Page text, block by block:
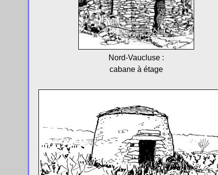
Nord-Vaucluse :
cabane à étage